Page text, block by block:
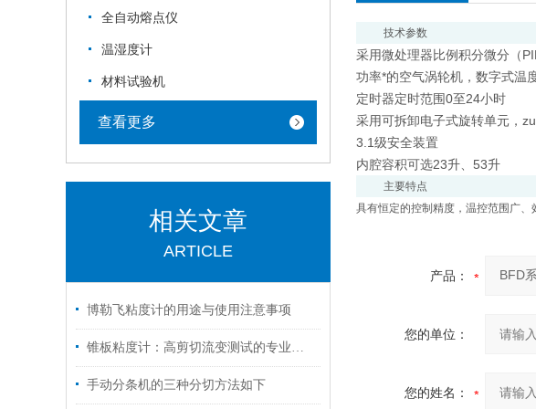
全自动熔点仪
温湿度计
材料试验机
查看更多
相关文章
ARTICLE
博勒飞粘度计的用途与使用注意事项
锥板粘度计：高剪切流变测试的专业利器
手动分条机的三种分切方法如下
技术参数
采用微处理器比例积分微分（
功率*的空气涡轮机，数字式温
定时器定时范围0至24小时
采用可拆卸电子式旋转单元，
3.1级安全装置
内腔容积可选23升、53升
主要特点
具有恒定的控制精度，温控范围广
产品：
您的单位：
您的姓名：